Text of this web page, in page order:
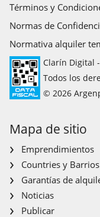
Términos y
Normas de
Normativa alquiler
Clarín Digital
Todos los
© 2026
Mapa de sitio
Emprendimientos
Countries y
Garantías de
Noticias
Publicar